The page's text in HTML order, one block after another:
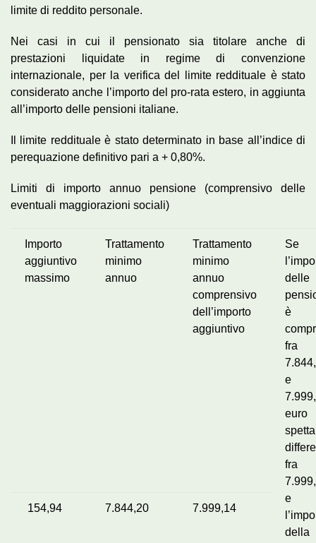
limite di reddito personale.
Nei casi in cui il pensionato sia titolare anche di
prestazioni liquidate in regime di convenzione
internazionale, per la verifica del limite reddituale è stato
considerato anche l’importo del pro-rata estero, in aggiunta
all’importo delle pensioni italiane.
Il limite reddituale è stato determinato in base all’indice di
perequazione definitivo pari a + 0,80%.
Limiti di importo annuo pensione (comprensivo delle
eventuali maggiorazioni sociali)
Importo
aggiuntivo
massimo
Trattamento
minimo
annuo
Trattamento
minimo
annuo
comprensivo
dell’importo
aggiuntivo
Se
delle
è
fra
e
euro
fra
e
della
154,94 7.844,20 7.999,14